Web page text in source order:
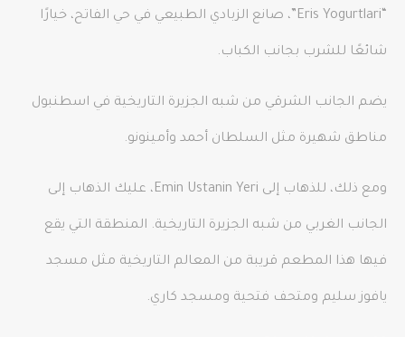
“Eris Yogurtlari”، صانع الزبادي الطبيعي في حي الفاتح، خيارًا
شائعًا للشرب بجانب الكباب.
يضم الجانب الشرقي من شبه الجزيرة التاريخية في اسطنبول
مناطق شهيرة مثل السلطان أحمد وأمينونو.
ومع ذلك، للذهاب إلى Emin Ustanin Yeri، عليك الذهاب إلى
الجانب الغربي من شبه الجزيرة التاريخية. المنطقة التي يقع
فيها هذا المطعم قريبة من المعالم التاريخية مثل مسجد
يافوز سليم ومتحف فتحية ومسجد كاري.